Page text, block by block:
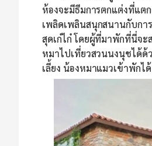
ห้องจะมีธีมการตกแต่งที่แต
เพลิดเพลินสนุกสนานกับกา
สุดเก๋ไก๋ โดยผู้ที่มาพักที่นี่จะ
หมาไปเที่ยวสวนนงนุชได้ด้
เลี้ยง น้องหมาแมวเข้าพักไ